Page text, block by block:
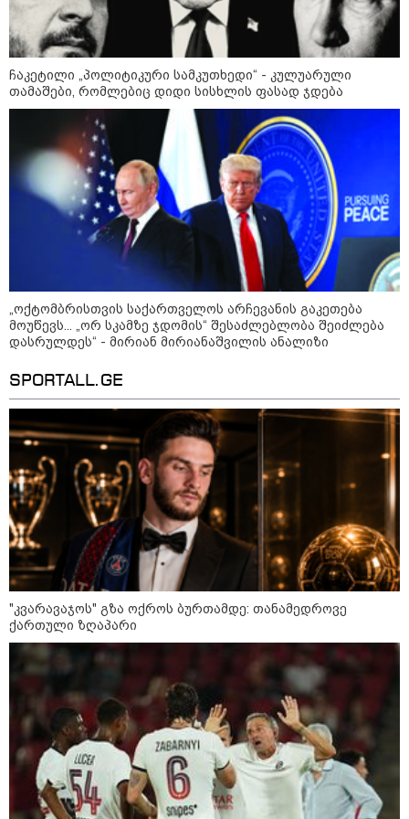
კატეგორიის ყველა სიახლე
რატომ ჩაბნელდა საქართველო
მესამედ: საბოტაჟი, ტექნიკური
ხარვეზი თუ
არაპროფესიონალიზმი?! -
სანდრო თვალჭრელიძის ანალიზი
ჩაკეტილი „პოლიტიკური
სამკუთხედი“ - კულუარული
თამაშები, რომლებიც დიდი
სისხლის ფასად ჯდება
არჩევანის გაკეთება მოუწევს...
„ორ სკამზე ჯდომის“
შესაძლებლობა შეიძლება
დასრულდეს“ - მირიან
მირიანაშვილის ანალიზი
ჯარისკაცი, რომელიც 29 წელი
იბრძოდა, რადგან ომის
დამთავრების არ სჯეროდა...
მეცნიერება
ჩაკეტილი „პოლიტიკური სამკუთხედი“ - კულუარული
თამაშები, რომლებიც დიდი სისხლის ფასად ჯდება
„ოქტომბრისთვის საქართველოს არჩევანის გაკეთება
მოუწევს... „ორ სკამზე ჯდომის“ შესაძლებლობა შეიძლება
დასრულდეს“ - მირიან მირიანაშვილის ანალიზი
SPORTALL.GE
"კვარავაჯოს" გზა ოქროს ბურთამდე: თანამედროვე
ქართული ზღაპარი